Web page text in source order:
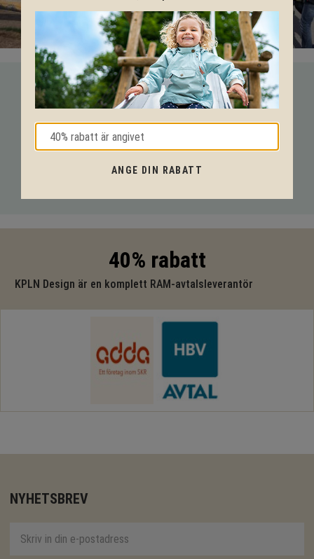
VI HJÄLPER DIG HELA VÄGEN!
Med vår mångåriga kunskap från produkter till säkerhet och
tekniska lösningar så hjälper vi dig igenom hela projektet.
010-20 70 001 eller maila oss
40% rabatt
KPLN Design är en komplett RAM-avtalsleverantör
NYHETSBREV
ANGE DIN RABATT